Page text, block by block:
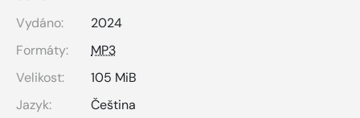
Vydáno:
2024
Formáty:
MP3
Velikost:
105 MiB
Jazyk:
Čeština